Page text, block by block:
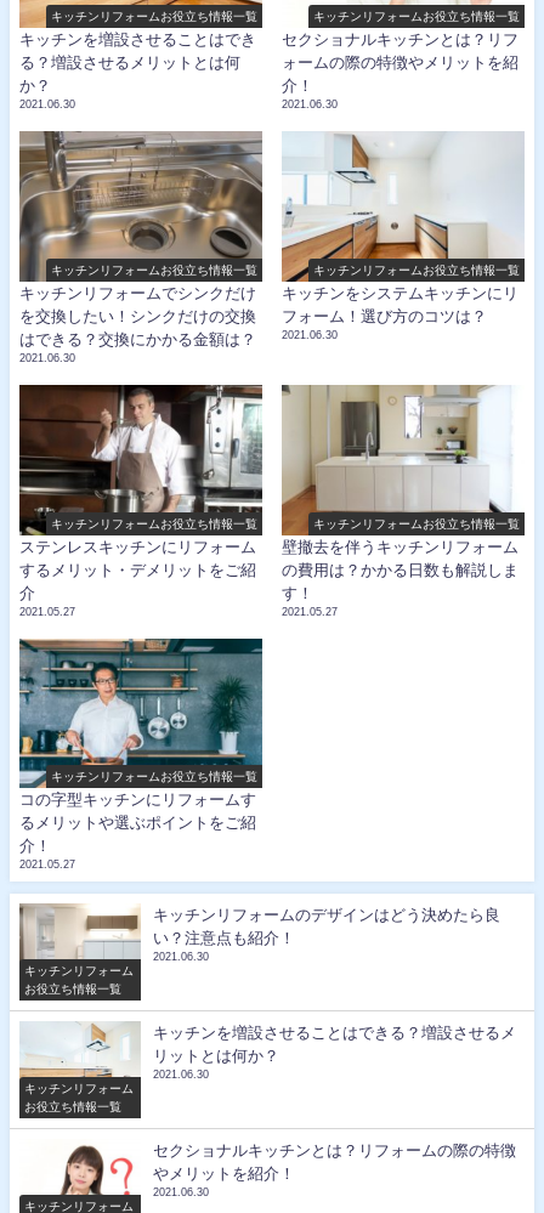
キッチンリフォームお役立ち情報一覧
キッチンを増設させることはでき
る？増設させるメリットとは何
か？
2021.06.30
キッチンリフォームお役立ち情報一覧
セクショナルキッチンとは？リフ
ォームの際の特徴やメリットを紹
介！
2021.06.30
キッチンリフォームお役立ち情報一覧
キッチンリフォームでシンクだけ
を交換したい！シンクだけの交換
はできる？交換にかかる金額は？
2021.06.30
キッチンリフォームお役立ち情報一覧
キッチンをシステムキッチンにリ
フォーム！選び方のコツは？
2021.06.30
キッチンリフォームお役立ち情報一覧
ステンレスキッチンにリフォーム
するメリット・デメリットをご紹
介
2021.05.27
キッチンリフォームお役立ち情報一覧
壁撤去を伴うキッチンリフォーム
の費用は？かかる日数も解説しま
す！
2021.05.27
キッチンリフォームお役立ち情報一覧
コの字型キッチンにリフォームす
るメリットや選ぶポイントをご紹
介！
2021.05.27
キッチンリフォーム
お役立ち情報一覧
キッチンリフォームのデザインはどう決めたら良
い？注意点も紹介！
2021.06.30
キッチンリフォーム
お役立ち情報一覧
キッチンを増設させることはできる？増設させるメ
リットとは何か？
2021.06.30
キッチンリフォーム
セクショナルキッチンとは？リフォームの際の特徴
やメリットを紹介！
2021.06.30